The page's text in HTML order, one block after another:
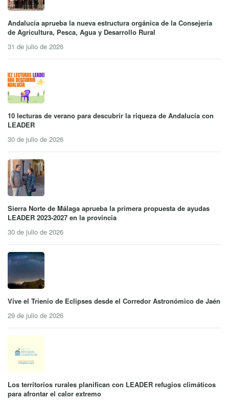
Andalucía aprueba la nueva estructura orgánica de la Consejería
de Agricultura, Pesca, Agua y Desarrollo Rural
31 de julio de 2026
10 lecturas de verano para descubrir la riqueza de Andalucía con
LEADER
30 de julio de 2026
Sierra Norte de Málaga aprueba la primera propuesta de ayudas
LEADER 2023-2027 en la provincia
30 de julio de 2026
Vive el Trienio de Eclipses desde el Corredor Astronómico de Jaén
29 de julio de 2026
Los territorios rurales planifican con LEADER refugios climáticos
para afrontar el calor extremo